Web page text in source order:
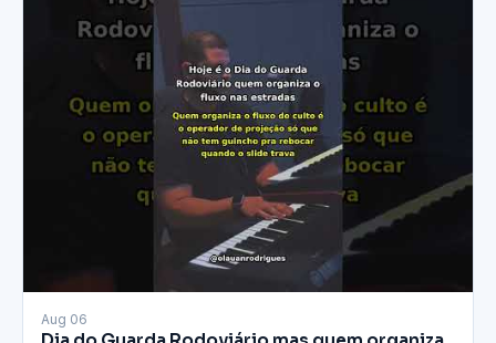
▶
Aug 06